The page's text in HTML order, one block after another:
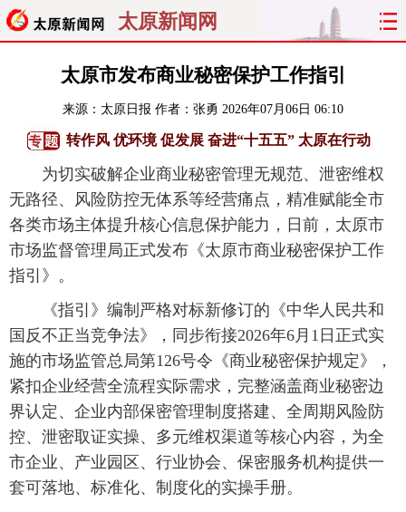
太原新闻网
首页 聚焦 太原 山西
经济 关注 文明 出行
旅游 理财 政务 教育
看天下 晋月读 最太原 网罗民生
太原市发布商业秘密保护工作指引
来源： 太原日报 作者：张勇 2026年07月06日 06:10
转作风 优环境 促发展 奋进“十五五” 太原在行动
为切实破解企业商业秘密管理无规范、泄密维权
无路径、风险防控无体系等经营痛点，精准赋能全市
各类市场主体提升核心信息保护能力，日前，太原市
市场监督管理局正式发布《太原市商业秘密保护工作
指引》。
《指引》编制严格对标新修订的《中华人民共和
国反不正当竞争法》，同步衔接2026年6月1日正式实
施的市场监管总局第126号令《商业秘密保护规定》，
紧扣企业经营全流程实际需求，完整涵盖商业秘密边
界认定、企业内部保密管理制度搭建、全周期风险防
控、泄密取证实操、多元维权渠道等核心内容，为全
市企业、产业园区、行业协会、保密服务机构提供一
套可落地、标准化、制度化的实操手册。